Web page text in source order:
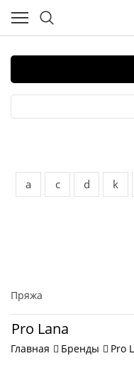
a c d k
Пряжа
Pro Lana
Главная Бренды Pro